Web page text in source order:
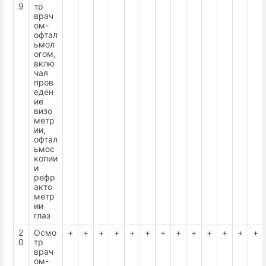
9
тр
врач
ом-
офтал
ьмол
огом,
вклю
чая
пров
еден
ие
визо
метр
ии,
офтал
ьмос
копии
и
рефр
акто
метр
ии
глаз
2
0
Осмо
тр
врач
ом-
+ + + + + + + + + + + + +